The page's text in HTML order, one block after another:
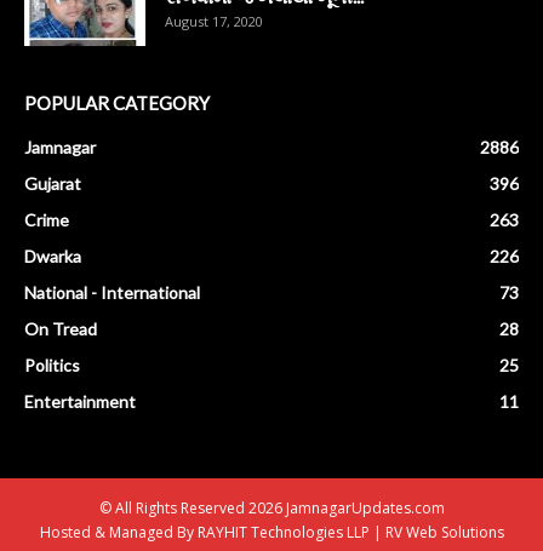
August 17, 2020
POPULAR CATEGORY
Jamnagar
2886
Gujarat
396
Crime
263
Dwarka
226
National - International
73
On Tread
28
Politics
25
Entertainment
11
© All Rights Reserved 2026 JamnagarUpdates.com
Hosted & Managed By RAYHIT Technologies LLP | RV Web Solutions